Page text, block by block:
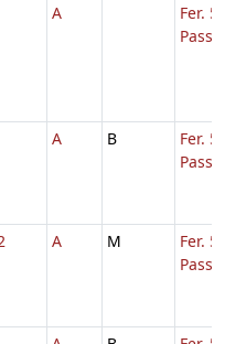
A
Fer. 5
A B
Fer. 5
A M
Fer. 5